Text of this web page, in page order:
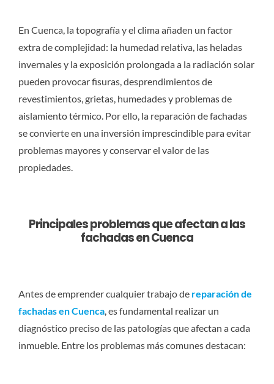
En Cuenca, la topografía y el clima añaden un factor
extra de complejidad: la humedad relativa, las heladas
invernales y la exposición prolongada a la radiación solar
pueden provocar fisuras, desprendimientos de
revestimientos, grietas, humedades y problemas de
aislamiento térmico. Por ello, la reparación de fachadas
se convierte en una inversión imprescindible para evitar
problemas mayores y conservar el valor de las
propiedades.
Principales problemas que afectan a las
fachadas en Cuenca
Antes de emprender cualquier trabajo de reparación de
fachadas en Cuenca, es fundamental realizar un
diagnóstico preciso de las patologías que afectan a cada
inmueble. Entre los problemas más comunes destacan: